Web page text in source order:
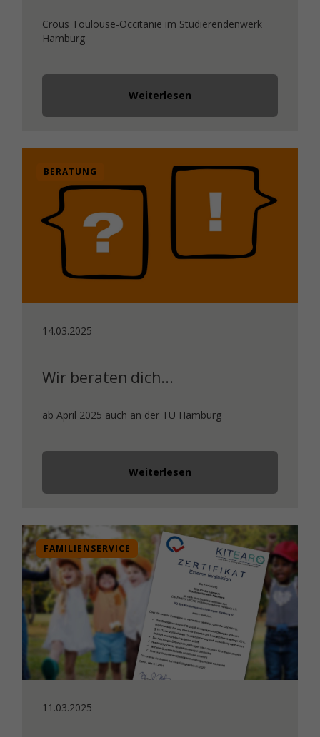
Crous Toulouse-Occitanie im Studierendenwerk
Hamburg
Weiterlesen
BERATUNG
14.03.2025
Wir beraten dich...
ab April 2025 auch an der TU Hamburg
Weiterlesen
FAMILIENSERVICE
11.03.2025